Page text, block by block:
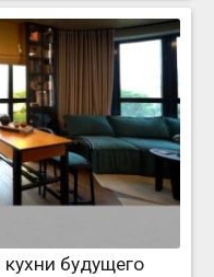
будущего